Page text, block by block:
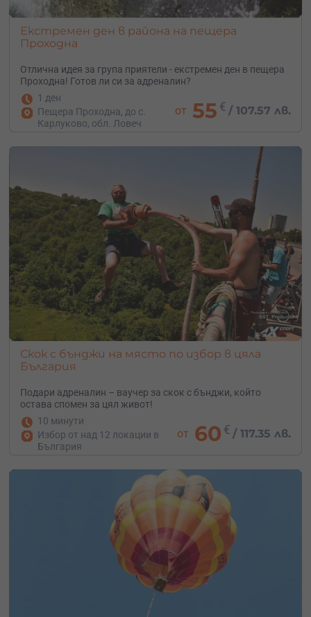
Екстремен ден в района на пещера
Проходна
Отлична идея за група приятели - екстремен ден в пещера
Проходна! Готов ли си за адреналин?
1 ден
Пещера Проходна, до с.
Карлуково, обл. Ловеч
от 55 € /107.57 лв.
Скок с бънджи на място по избор в цяла
България
Подари адреналин – ваучер за скок с бънджи, който
остава спомен за цял живот!
10 минути
Избор от над 12 локации в
България
от 60 € /117.35 лв.